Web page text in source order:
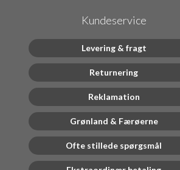
Kundeservice
Levering & fragt
Returnering
Reklamation
Grønland & Færøerne
Ofte stillede spørgsmål